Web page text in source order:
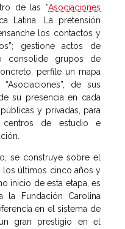
de las “Asociaciones
Latina. La pretensión
los contactos y
gestione actos de
consolide grupos de
perfile un mapa
de sus
su presencia en cada
y privadas, para
de estudio e
se construye sobre el
los últimos cinco años y
inicio de esta etapa, es
la Fundación Carolina
en el sistema de
gran prestigio en el